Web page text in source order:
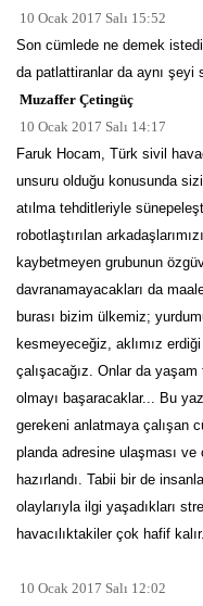
10 Ocak 2017 Salı 15:52
Son cümlede ne demek
da patlattiranlar da aynı şeyi
Muzaffer Çetingüç
10 Ocak 2017 Salı 14:17
Faruk Hocam, Türk sivil
unsuru olduğu konusunda
atılma tehditleriyle
robotlaştırılan
kaybetmeyen grubunun
davranamayacakları da
burası bizim ülkemiz;
kesmeyeceğiz, aklımız
çalışacağız. Onlar da
olmayı başaracaklar... Bu
gerekeni anlatmaya çalışan
planda adresine ulaşması
hazırlandı. Tabii bir de
olaylarıyla ilgi yaşadıkları
havacılıktakiler çok hafif
10 Ocak 2017 Salı 12:02